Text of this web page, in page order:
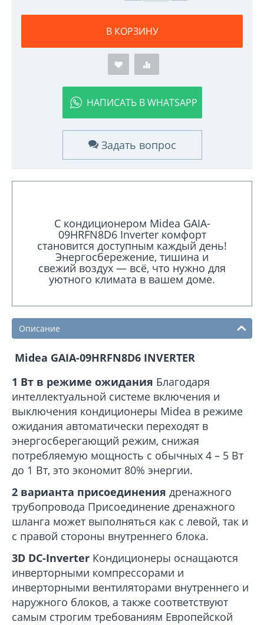
В КОРЗИНУ
НАПИСАТЬ В WHATSAPP
Задать вопрос
С кондиционером Midea GAIA-
09HRFN8D6 Inverter комфорт
становится доступным каждый день!
Энергосбережение, тишина и
свежий воздух — всё, что нужно для
уютного климата в вашем доме.
Описание
Midea GAIA-09HRFN8D6 INVERTER
1 Вт в режиме ожидания Благодаря
интеллектуальной системе включения и
выключения кондиционеры Midea в режиме
ожидания автоматически переходят в
энергосберегающий режим, снижая
потребляемую мощность с обычных 4 – 5 Вт
до 1 Вт, это экономит 80% энергии.
2 варианта присоединения дренажного
трубопровода Присоединение дренажного
шланга может выполняться как с левой, так и
с правой стороны внутреннего блока.
3D DC-Inverter Кондиционеры оснащаются
инверторными компрессорами и
инверторными вентиляторами внутреннего и
наружного блоков, а также соответствуют
самым строгим требованиям Европейской